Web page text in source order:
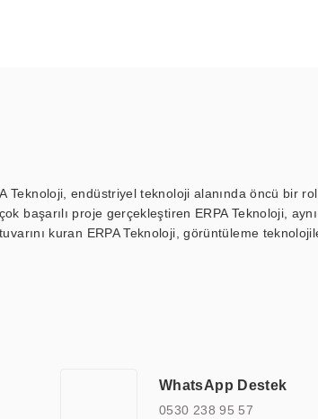
Teknoloji, endüstriyel teknoloji alanında öncü bir
başarılı proje gerçekleştiren ERPA Teknoloji,
kuran ERPA Teknoloji, görüntüleme
uluslararası standartlarda kalite belgelerine ve
ERPA Teknoloji, özel çözümleri ile iş
WhatsApp Destek
0530 238 95 57